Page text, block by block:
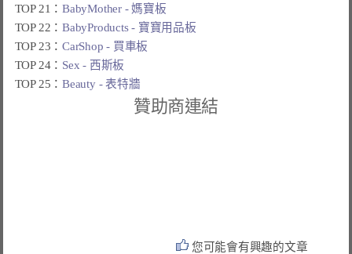
TOP 21：BabyMother - 媽寶板
TOP 22：BabyProducts - 寶寶用品板
TOP 23：CarShop - 買車板
TOP 24： Sex - 西斯板
TOP 25：Beauty - 表特牆
贊助商連結
您可能會有興趣的文章